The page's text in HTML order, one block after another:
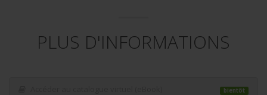
PLUS D'INFORMATIONS
bientôt